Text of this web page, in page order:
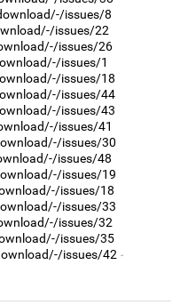
issues/8
issues/22
issues/26
issues/1
issues/18
issues/44
issues/43
issues/41
issues/30
issues/48
issues/19
issues/18
issues/33
issues/32
issues/35
issues/42